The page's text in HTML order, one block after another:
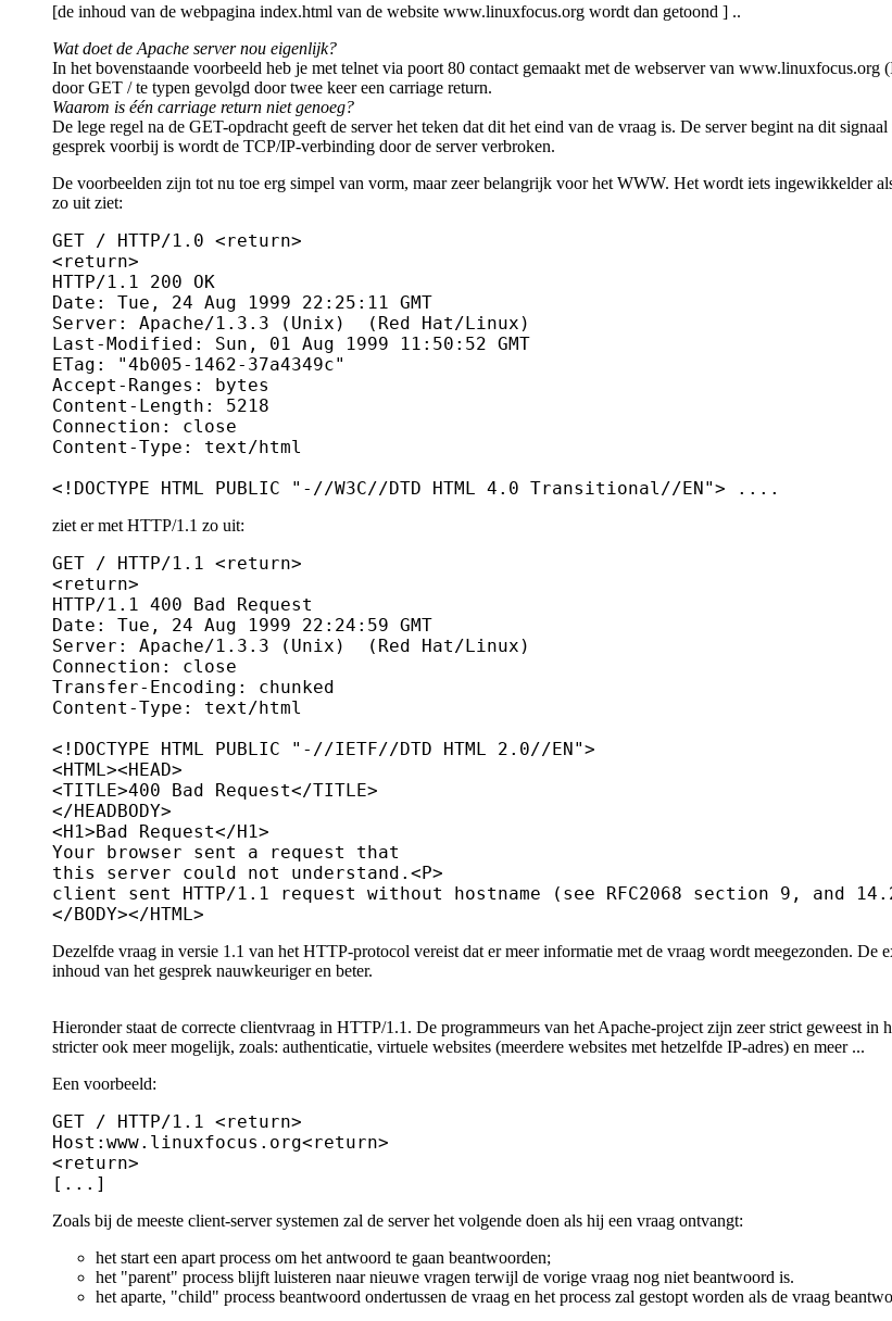
[de inhoud van de webpagina index.html van de website www.linuxfocus.org wordt dan getoond ] ..
Wat doet de Apache server nou eigenlijk?
In het bovenstaande voorbeeld heb je met telnet via poort 80 contact gemaakt met de webserver van
door GET / te typen gevolgd door twee keer een carriage return.
Waarom is één carriage return niet genoeg?
De lege regel na de GET-opdracht geeft de server het teken dat dit het eind van de vraag is. De server begint na dit
gesprek voorbij is wordt de TCP/IP-verbinding door de server verbroken.
De voorbeelden zijn tot nu toe erg simpel van vorm, maar zeer belangrijk voor het WWW. Het wordt iets ingewikkelder
zo uit ziet:
GET / HTTP/1.0 <return>
<return>
HTTP/1.1 200 OK
Date: Tue, 24 Aug 1999 22:25:11 GMT
Server: Apache/1.3.3 (Unix)  (Red Hat/Linux)
Last-Modified: Sun, 01 Aug 1999 11:50:52 GMT
ETag: "4b005-1462-37a4349c"
Accept-Ranges: bytes
Content-Length: 5218
Connection: close
Content-Type: text/html
ziet er met HTTP/1.1 zo uit:
GET / HTTP/1.1 <return>
<return>
HTTP/1.1 400 Bad Request
Date: Tue, 24 Aug 1999 22:24:59 GMT
Server: Apache/1.3.3 (Unix)  (Red Hat/Linux)
Connection: close
Transfer-Encoding: chunked
Content-Type: text/html
<!DOCTYPE HTML PUBLIC "-//IETF//DTD HTML 2.0//EN">
<HTML><HEAD>
<TITLE>400 Bad Request</TITLE>
</HEADBODY>
<H1>Bad Request</H1>
Your browser sent a request that
this server could not understand.<P>
client sent HTTP/1.1 request without hostname (see RFC2068 section 9, and
Dezelfde vraag in versie 1.1 van het HTTP-protocol vereist dat er meer informatie met de vraag wordt meegezonden. De
inhoud van het gesprek nauwkeuriger en beter.
Hieronder staat de correcte clientvraag in HTTP/1.1. De programmeurs van het Apache-project zijn zeer strict geweest
stricter ook meer mogelijk, zoals: authenticatie, virtuele websites (meerdere websites met hetzelfde IP-adres) en meer ...
Een voorbeeld:
GET / HTTP/1.1 <return>
Host:www.linuxfocus.org<return>
<return>
Zoals bij de meeste client-server systemen zal de server het volgende doen als hij een vraag ontvangt:
het start een apart process om het antwoord te gaan beantwoorden;
het "parent" process blijft luisteren naar nieuwe vragen terwijl de vorige vraag nog niet beantwoord is.
het aparte, "child" process beantwoord ondertussen de vraag en het process zal gestopt worden als de vraag